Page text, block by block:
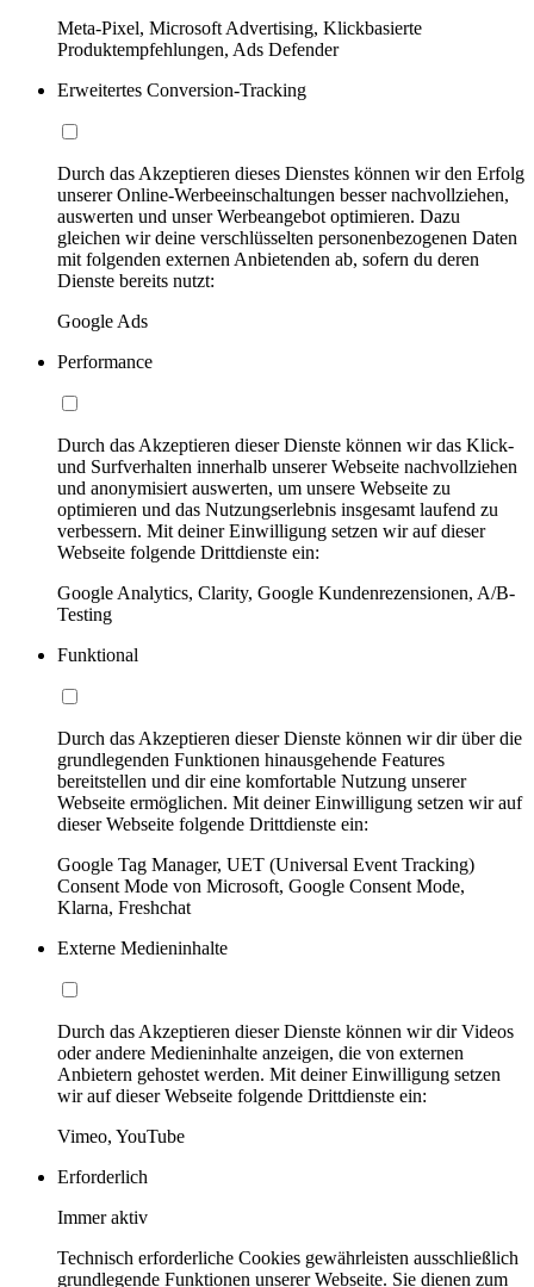
Meta-Pixel, Microsoft Advertising, Klickbasierte
Produktempfehlungen, Ads Defender
Erweitertes Conversion-Tracking
Durch das Akzeptieren dieses Dienstes können wir den Erfolg
unserer Online-Werbeeinschaltungen besser nachvollziehen,
auswerten und unser Werbeangebot optimieren. Dazu
gleichen wir deine verschlüsselten personenbezogenen Daten
mit folgenden externen Anbietenden ab, sofern du deren
Dienste bereits nutzt:
Google Ads
Performance
Durch das Akzeptieren dieser Dienste können wir das Klick-
und Surfverhalten innerhalb unserer Webseite nachvollziehen
und anonymisiert auswerten, um unsere Webseite zu
optimieren und das Nutzungserlebnis insgesamt laufend zu
verbessern. Mit deiner Einwilligung setzen wir auf dieser
Webseite folgende Drittdienste ein:
Google Analytics, Clarity, Google Kundenrezensionen, A/B-
Testing
Funktional
Durch das Akzeptieren dieser Dienste können wir dir über die
grundlegenden Funktionen hinausgehende Features
bereitstellen und dir eine komfortable Nutzung unserer
Webseite ermöglichen. Mit deiner Einwilligung setzen wir auf
dieser Webseite folgende Drittdienste ein:
Google Tag Manager, UET (Universal Event Tracking)
Consent Mode von Microsoft, Google Consent Mode,
Klarna, Freshchat
Externe Medieninhalte
Durch das Akzeptieren dieser Dienste können wir dir Videos
oder andere Medieninhalte anzeigen, die von externen
Anbietern gehostet werden. Mit deiner Einwilligung setzen
wir auf dieser Webseite folgende Drittdienste ein:
Vimeo, YouTube
Erforderlich
Immer aktiv
Technisch erforderliche Cookies gewährleisten ausschließlich
grundlegende Funktionen unserer Webseite. Sie dienen zum